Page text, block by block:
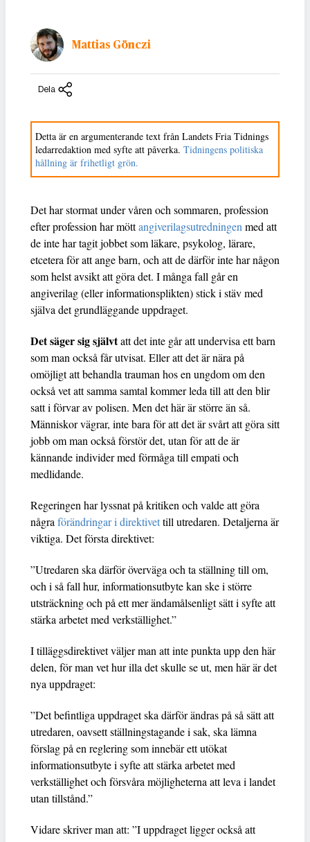
Mattias Gönczi
Dela
Detta är en argumenterande text från Landets Fria Tidnings
ledarredaktion med syfte att påverka. Tidningens politiska
hållning är frihetligt grön.
Det har stormat under våren och sommaren, profession
efter profession har möttangiverilagsutredningen med att
de inte har tagit jobbet som läkare, psykolog, lärare,
etcetera för att ange barn, och att de därför inte har någon
som helst avsikt att göra det. I många fall går en
angiverilag (eller informationsplikten) stick i stäv med
själva det grundläggande uppdraget.
Det säger sig självtatt det inte går att undervisa ett barn
som man också får utvisat. Eller att det är nära på
omöjligt att behandla trauman hos en ungdom om den
också vet att samma samtal kommer leda till att den blir
satt i förvar av polisen. Men det här är större än så.
Människor vägrar, inte bara för att det är svårt att göra sitt
jobb om man också förstör det, utan för att de är
kännande individer med förmåga till empati och
medlidande.
Regeringen har lyssnat på kritiken och valde att göra
några förändringar i direktivettill utredaren. Detaljerna är
viktiga. Det första direktivet:
”Utredaren ska därför överväga och ta ställning till om,
och i så fall hur, informationsutbyte kan ske i större
utsträckning och på ett mer ändamålsenligt sätt i syfte att
stärka arbetet med verkställighet.”
I tilläggsdirektivet väljer man att inte punkta upp den här
delen, för man vet hur illa det skulle se ut, men här är det
nya uppdraget:
”Det befintliga uppdraget ska därför ändras på så sätt att
utredaren, oavsett ställningstagande i sak, ska lämna
förslag på en reglering som innebär ett utökat
informationsutbyte i syfte att stärka arbetet med
verkställighet och försvåra möjligheterna att leva i landet
utan tillstånd.”
Vidare skriver man att: ”I uppdraget ligger också att